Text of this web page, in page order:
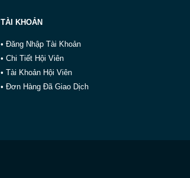
TÀI KHOẢN
• Đăng Nhập Tài Khoản
• Chi Tiết Hội Viên
• Tài Khoản Hội Viên
• Đơn Hàng Đã Giao Dịch